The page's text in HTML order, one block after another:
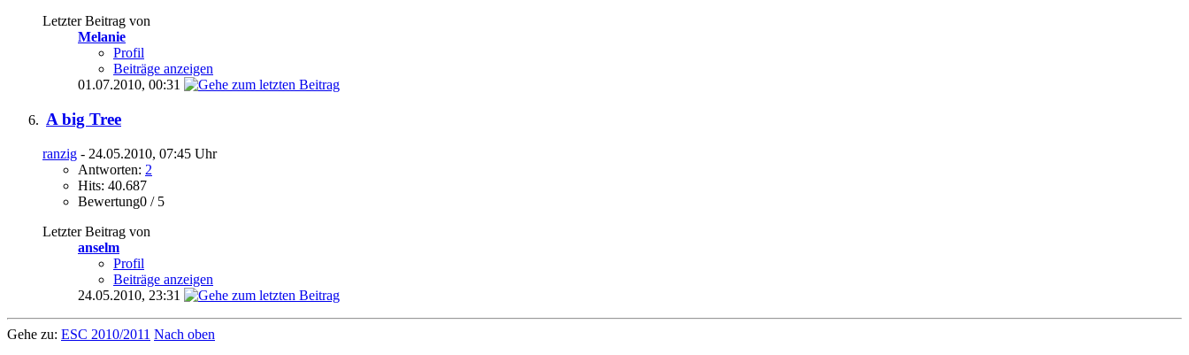
Letzter Beitrag von
Melanie
Profil
Beiträge anzeigen
01.07.2010, 00:31
A big Tree
ranzig - 24.05.2010, 07:45 Uhr
Antworten: 2
Hits: 40.687
Bewertung0 / 5
Letzter Beitrag von
anselm
Profil
Beiträge anzeigen
24.05.2010, 23:31
Gehe zu: ESC 2010/2011 Nach oben